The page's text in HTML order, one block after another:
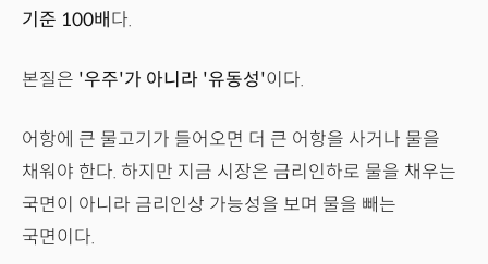
기준 100배다.
본질은 '우주'가 아니라 '유동성'이다.
어항에 큰 물고기가 들어오면 더 큰 어항을 사거나 물을
채워야 한다. 하지만 지금 시장은 금리인하로 물을 채우는
국면이 아니라 금리인상 가능성을 보며 물을 빼는
국면이다.